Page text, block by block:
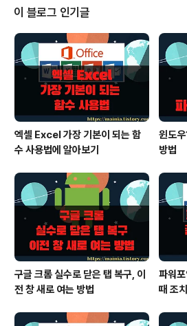
해결됩니다. ▼ 먼저 CCleaner 를 설치해 보겠습니
로그램을 배포하는 홈페이지가 아닌 네이버 소프트
료실에서 받습니다. 이곳에도 최신 버전이 올라오기
입니다. ▼ 설치 과정에서 체크해야 될 항목이 하나
다. 기본 브라우저로 크롬을 사용할 것인지를 묻는
션입니다...
이 블로그 인기글
엑셀 Excel 가장 기본이 되는 함
수 사용법에 알아보기
윈도
방법
구글 크롬 실수로 닫은 탭 복구, 이
전 창 새로 여는 방법
파워
때 조